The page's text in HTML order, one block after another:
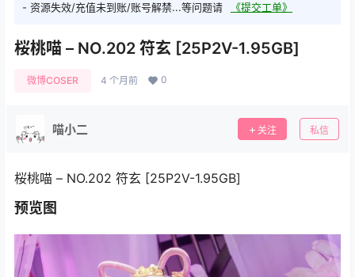
- 资源失效/充值未到账/账号解禁...等问题请
《提交工单》
桜桃喵 – NO.202 符玄 [25P2V-1.95GB]
微博COSER 4 个月前 0
喵小二 关注 私信
桜桃喵 – NO.202 符玄 [25P2V-1.95GB]
预览图